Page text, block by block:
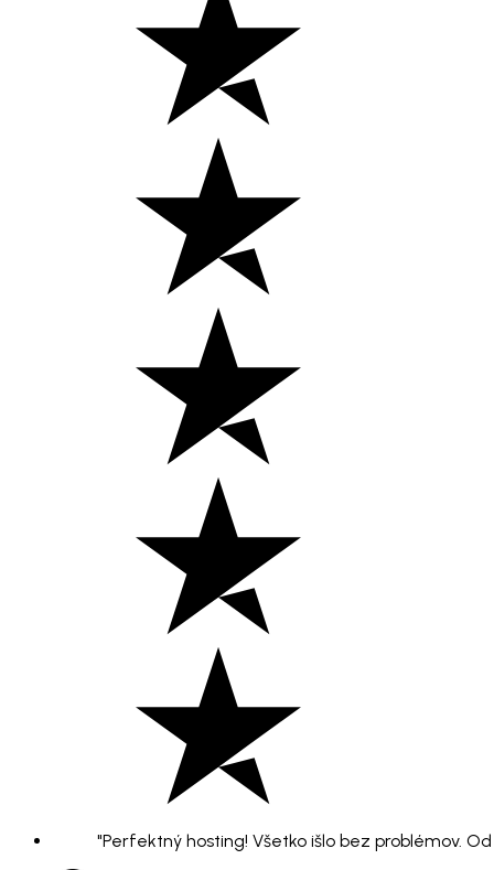
"Perfektný hosting! Všetko išlo bez problémov.